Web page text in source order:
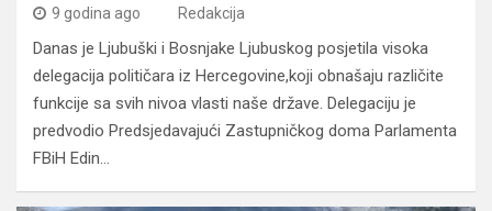
9 godina ago Redakcija
Danas je Ljubuški i Bosnjake Ljubuskog posjetila visoka
delegacija političara iz Hercegovine,koji obnašaju različite
funkcije sa svih nivoa vlasti naše države. Delegaciju je
predvodio Predsjedavajući Zastupničkog doma Parlamenta
FBiH Edin…